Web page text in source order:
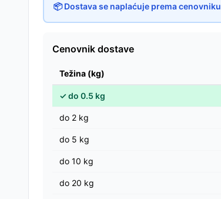
📦 Dostava se naplaćuje prema cenovniku
Cenovnik dostave
Težina (kg)
✓do 0.5 kg
do 2 kg
do 5 kg
do 10 kg
do 20 kg